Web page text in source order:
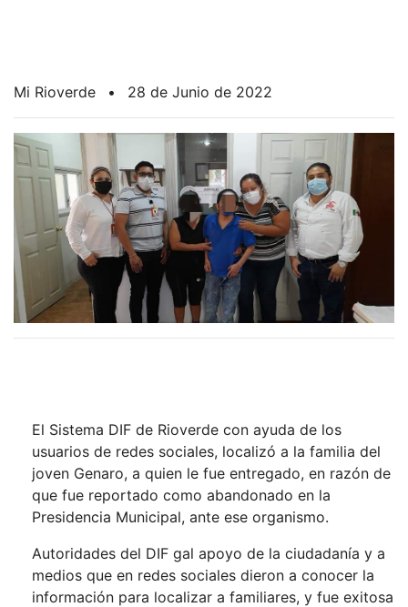
Mi Rioverde • 28 de Junio de 2022
El Sistema DIF de Rioverde con ayuda de los
usuarios de redes sociales, localizó a la familia del
joven Genaro, a quien le fue entregado, en razón de
que fue reportado como abandonado en la
Presidencia Municipal, ante ese organismo.
Autoridades del DIF gal apoyo de la ciudadanía y a
medios que en redes sociales dieron a conocer la
información para localizar a familiares, y fue exitosa